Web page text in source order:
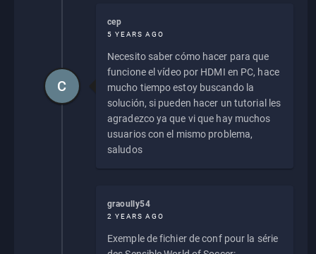
cep
5 YEARS AGO
Necesito saber cómo hacer para que
funcione el vídeo por HDMI en PC, hace
mucho tiempo estoy buscando la
solución, si pueden hacer un tutorial les
agradezco ya que vi que hay muchos
usuarios con el mismo problema,
saludos
C
graoully54
2 YEARS AGO
Exemple de fichier de conf pour la série